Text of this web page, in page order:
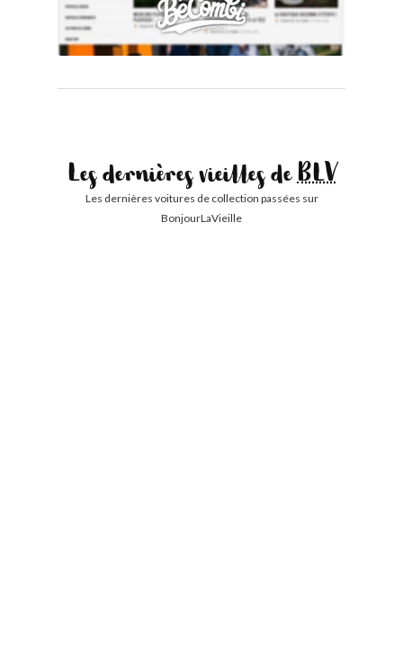
Les dernières vieilles deBLV
Les dernières voitures de collection passées sur
BonjourLaVieille